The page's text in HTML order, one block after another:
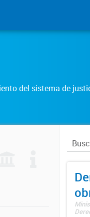
del sistema de